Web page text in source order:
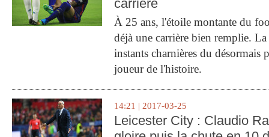
carrière
À 25 ans, l'étoile montante du
déjà une carrière bien remplie.
instants charnières du désormais
joueur de l'histoire.
14:21 | 2017-03-25
Leicester City : Claudio